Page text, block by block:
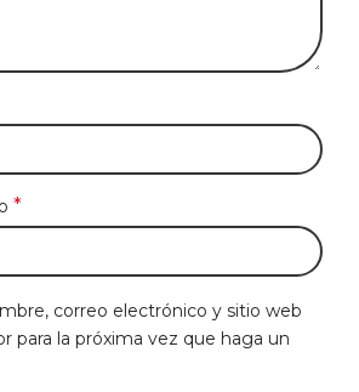
*
correo electrónico y sitio web
para la próxima vez que haga un